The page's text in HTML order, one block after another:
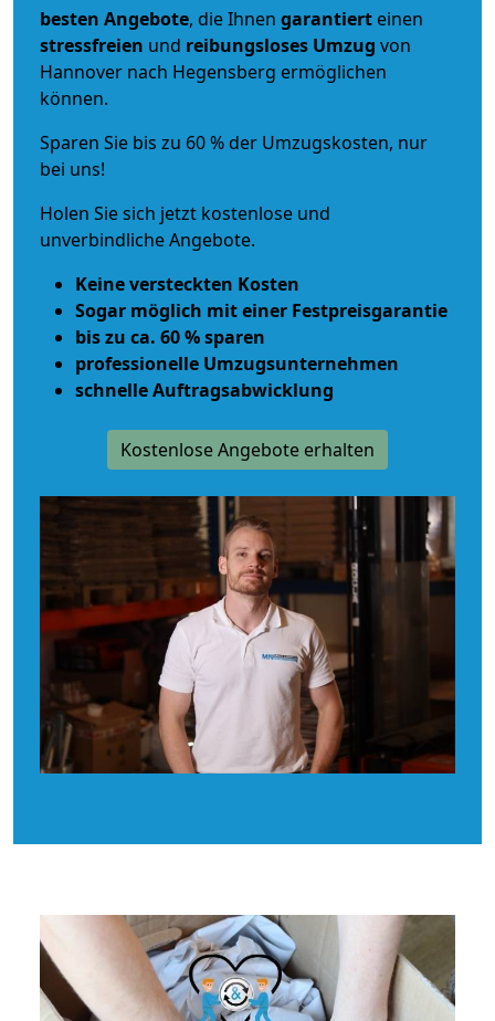
besten Angebote, die Ihnen garantiert einen
stressfreien und reibungsloses Umzug von
Hannover nach Hegensberg ermöglichen
können.
Sparen Sie bis zu 60 % der Umzugskosten, nur
bei uns!
Holen Sie sich jetzt kostenlose und
unverbindliche Angebote.
Keine versteckten Kosten
Sogar möglich mit einer Festpreisgarantie
bis zu ca. 60 % sparen
professionelle Umzugsunternehmen
schnelle Auftragsabwicklung
Kostenlose Angebote erhalten